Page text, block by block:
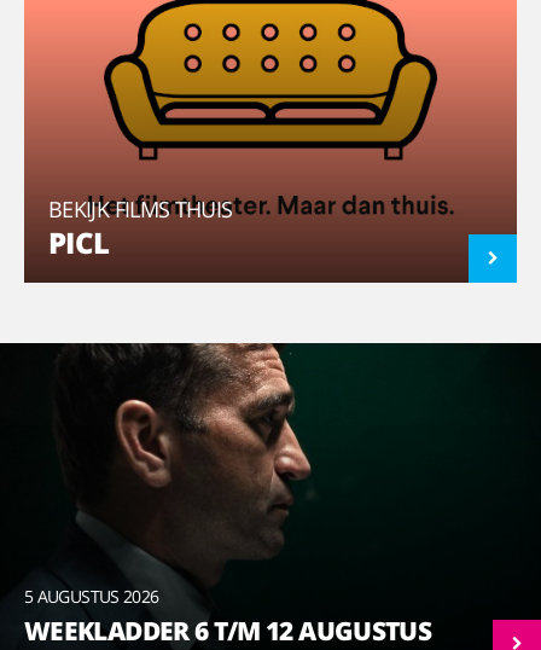
BEKIJK FILMS THUIS
PICL
5 AUGUSTUS 2026
WEEKLADDER 6 T/M 12 AUGUSTUS